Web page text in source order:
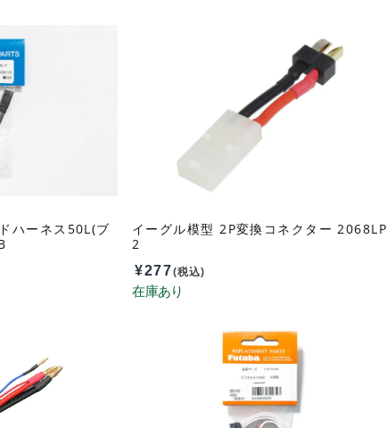
ハーネス50L(ブ
イーグル模型 2P変換コネクター 2068LP
2
¥277(税込)